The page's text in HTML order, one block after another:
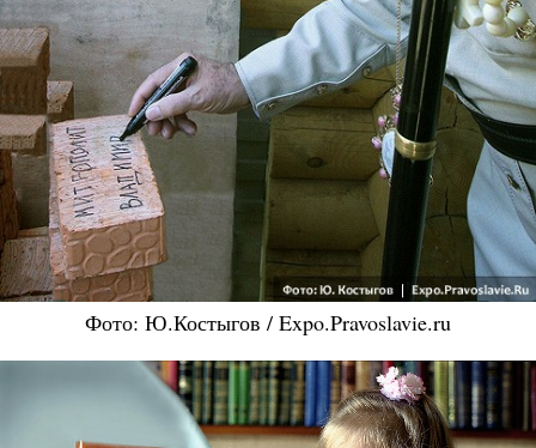
Фото: Ю.Костыгов / Expo.Pravoslavie.ru